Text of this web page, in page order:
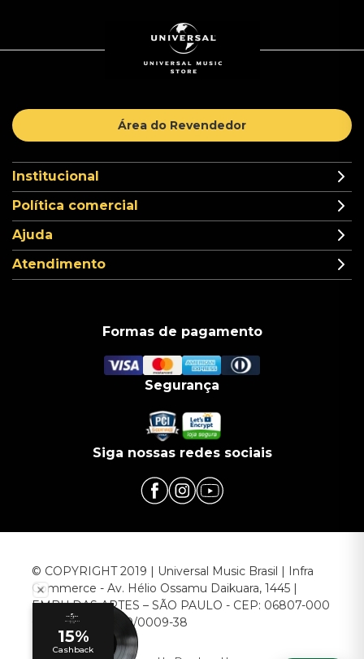
Área do Revendedor
Institucional
Política comercial
Ajuda
Atendimento
Formas de pagamento
Segurança
Siga nossas redes sociais
© COPYRIGHT 2019 | Universal Music Brasil | Infra
Commerce - Av. Hélio Ossamu Daikuara, 1445 |
EMBU DAS ARTES – SÃO PAULO - CEP: 06807-000
CNPJ: 00.952.789/0009-38